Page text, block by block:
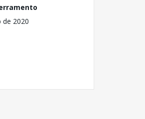
de 2020